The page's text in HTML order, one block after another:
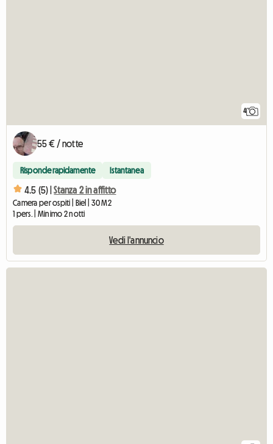
4
55 € / notte
Risponde rapidamente Istantanea
4.5 (5) | Stanza 2 in affitto
Camera per ospiti | Biel | 30 M2
1 pers. | Minimo 2 notti
Vedi l'annuncio